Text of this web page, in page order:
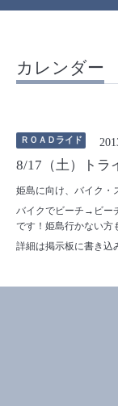
カレンダー
ＲＯＡＤライド
8/17（土）トラ
姫島に向け、バイク・
バイクでビーチ→ビー
です！姫島行かない方
詳細は掲示板に書き込